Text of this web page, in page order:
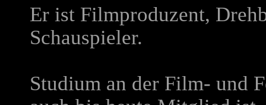
Er ist Filmproduzent,
Schauspieler.
Studium an der Film- und